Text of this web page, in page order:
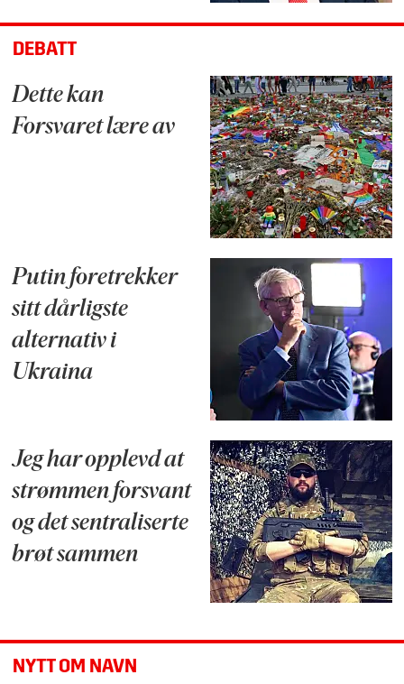
DEBATT
Dette kan
Forsvaret lære av
Putin foretrekker
sitt dårligste
alternativ i
Ukraina
Jeg har opplevd at
strømmen forsvant
og det sentraliserte
brøt sammen
NYTT OM NAVN